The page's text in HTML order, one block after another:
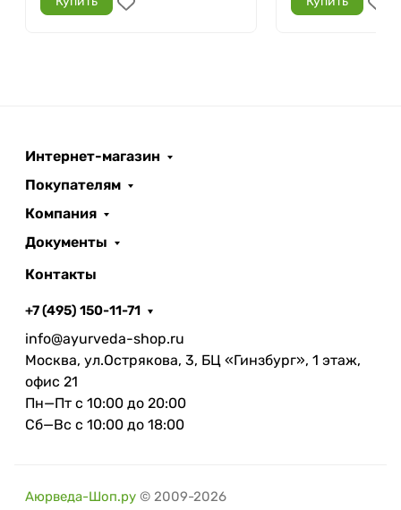
Интернет-магазин
Покупателям
Компания
Документы
Контакты
+7 (495) 150-11-71
info@ayurveda-shop.ru
Москва, ул.Острякова, 3, БЦ «Гинзбург», 1 этаж,
офис 21
Пн—Пт с 10:00 до 20:00
Сб—Вс с 10:00 до 18:00
Аюрведа-Шоп.ру © 2009-2026